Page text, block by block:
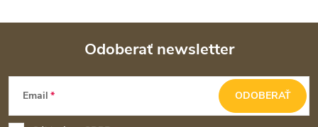
Z
Odoberať newsletter
Email ODOBERAŤ